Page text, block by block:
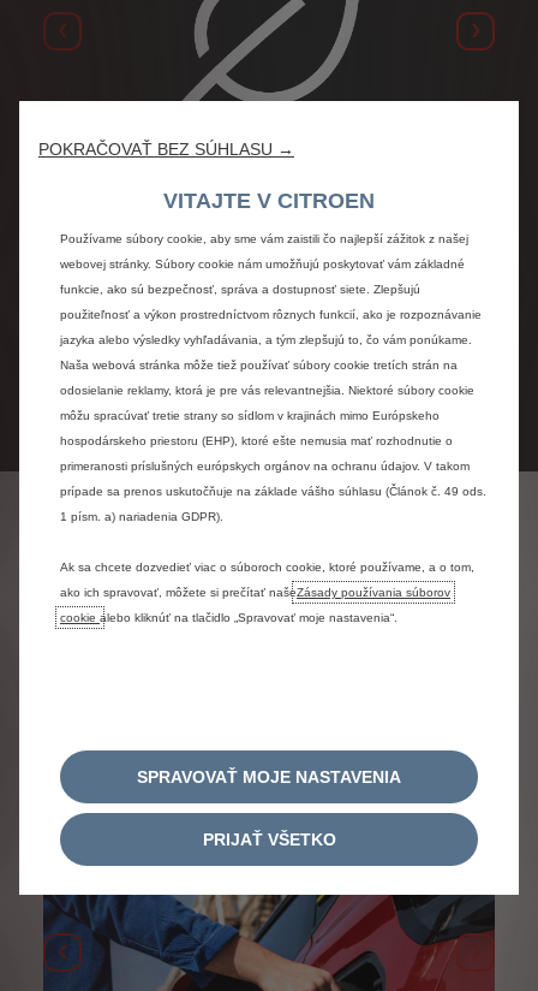
Predchádzajúci
výfukových plynov, čím prispievajú k
čistejšiemu životnému prostrediu.
Ďalší
KAŽDODENNÝ ŽIVOT S
ELEKTRIFIKOVANÝM
Routes.
Predchádzajúci
POKRAČOVAŤ BEZ SÚHLASU →
VITAJTE V CITROEN
Používame súbory cookie, aby sme vám zaistili čo najlepší zážitok z našej
webovej stránky. Súbory cookie nám umožňujú poskytovať vám základné
funkcie, ako sú bezpečnosť, správa a dostupnosť siete. Zlepšujú
použiteľnosť a výkon prostredníctvom rôznych funkcií, ako je rozpoznávanie
jazyka alebo výsledky vyhľadávania, a tým zlepšujú to, čo vám ponúkame.
Naša webová stránka môže tiež používať súbory cookie tretích strán na
odosielanie reklamy, ktorá je pre vás relevantnejšia. Niektoré súbory cookie
môžu spracúvať tretie strany so sídlom v krajinách mimo Európskeho
hospodárskeho priestoru (EHP), ktoré ešte nemusia mať rozhodnutie o
primeranosti príslušných európskych orgánov na ochranu údajov. V takom
prípade sa prenos uskutočňuje na základe vášho súhlasu (Článok č. 49 ods.
1 písm. a) nariadenia GDPR).
Ak sa chcete dozvedieť viac o súboroch cookie, ktoré používame, a o tom,
ako ich spravovať, môžete si prečítať našeZásady používania súborov
cookie alebo kliknúť na tlačidlo „Spravovať moje nastavenia“.
SPRAVOVAŤ MOJE NASTAVENIA
PRIJAŤ VŠETKO